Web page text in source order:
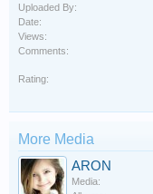
Uploaded By:
Date:
Views:
Comments:
Rating:
More Media
ARON
Media: